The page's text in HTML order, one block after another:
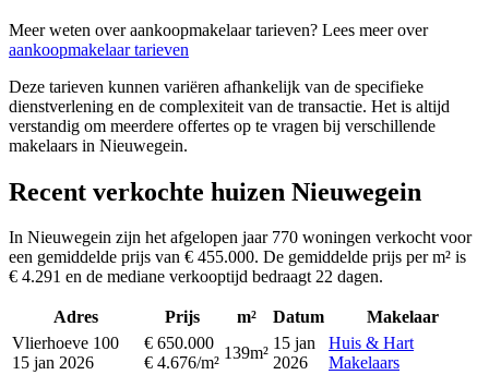
Meer weten over aankoopmakelaar tarieven? Lees meer over
aankoopmakelaar tarieven
Deze tarieven kunnen variëren afhankelijk van de specifieke
dienstverlening en de complexiteit van de transactie. Het is altijd
verstandig om meerdere offertes op te vragen bij verschillende
makelaars in Nieuwegein.
Recent verkochte huizen Nieuwegein
In Nieuwegein zijn het afgelopen jaar 770 woningen verkocht voor
een gemiddelde prijs van € 455.000. De gemiddelde prijs per m² is
€ 4.291 en de mediane verkooptijd bedraagt 22 dagen.
Adres Prijs m² Datum
Makelaar
Vlierhoeve 100
15 jan 2026
€ 650.000
€ 4.676/m²
139m²
15 jan
2026
Huis & Hart
Makelaars